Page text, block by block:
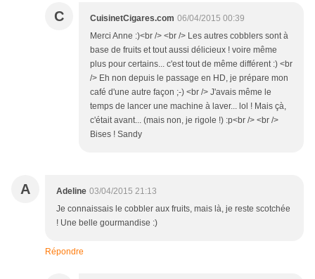
C CuisinetCigares.com 06/04/2015 00:39
Merci Anne :)<br /> <br /> Les autres cobblers sont à
base de fruits et tout aussi délicieux ! voire même
plus pour certains... c'est tout de même différent :) <br
/> Eh non depuis le passage en HD, je prépare mon
café d'une autre façon ;-) <br /> J'avais même le
temps de lancer une machine à laver... lol ! Mais çà,
c'était avant... (mais non, je rigole !) :p<br /> <br />
Bises ! Sandy
A Adeline 03/04/2015 21:13
Je connaissais le cobbler aux fruits, mais là, je reste scotchée
! Une belle gourmandise :)
Répondre